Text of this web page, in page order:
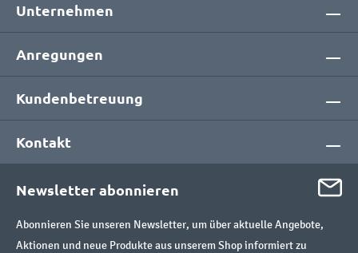
Unternehmen
Anregungen
Kundenbetreuung
Kontakt
Newsletter abonnieren
Abonnieren Sie unseren Newsletter, um über aktuelle Angebote,
Aktionen und neue Produkte aus unserem Shop informiert zu